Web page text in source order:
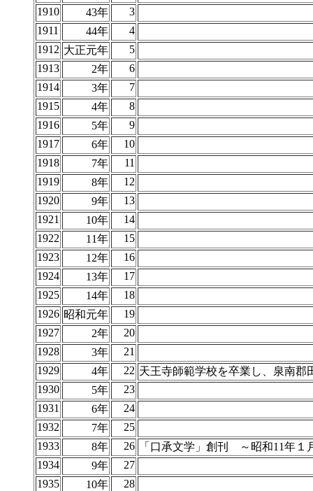
1910
43年
3
1911
44年
4
1912 大正元年
5
1913
2年
6
1914
3年
7
1915
4年
8
1916
5年
9
1917
6年
10
1918
7年
11
1919
8年
12
1920
9年
13
1921
10年
14
1922
11年
15
1923
12年
16
1924
13年
17
1925
14年
18
1926 昭和元年
19
1927
2年
20
1928
3年
21
1929
4年 22 天王寺師範学校を卒業し、泉南郡
1930
5年
23
1931
6年
24
1932
7年
25
1933
8年 26
「口承文学」創刊 ～昭和11年１
1934
9年
27
1935
10年
28